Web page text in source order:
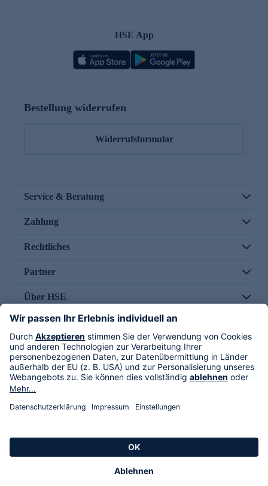
HSE App
Bestellung widerrufen
Widerrufsformular
Service & Beratung
Zahlung
Rechtliches
Partner
Über HSE
Im TV
HSE International